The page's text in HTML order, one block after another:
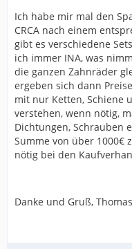
Ich habe mir mal den
CRCA nach einem
gibt es verschiedene
ich immer INA, was
die ganzen Zahnräder
ergeben sich dann
mit nur Ketten, Schiene
verstehen, wenn nötig,
Dichtungen, Schrauben
Summe von über 1000€
nötig bei den
Danke und Gruß, Thomas